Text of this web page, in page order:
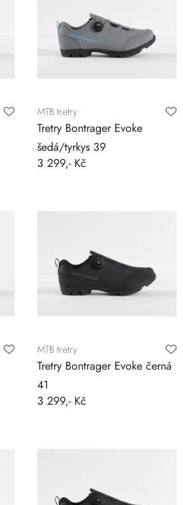
MTB tretry
Tretry Bontrager Evoke
šedá/tyrkys 39
3 299,- Kč
MTB tretry
Tretry Bontrager Evoke černá
41
3 299,- Kč